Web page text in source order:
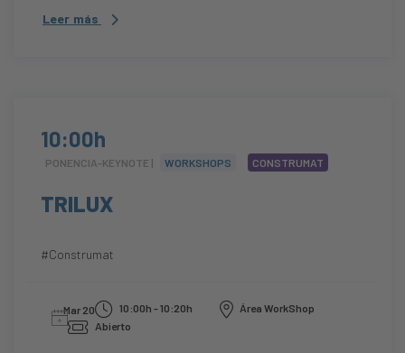
Leer más
10:00h
PONENCIA-KEYNOTE | WORKSHOPS CONSTRUMAT
TRILUX
#Construmat
Mar 20 10:00h - 10:20h
Área WorkShop
Abierto